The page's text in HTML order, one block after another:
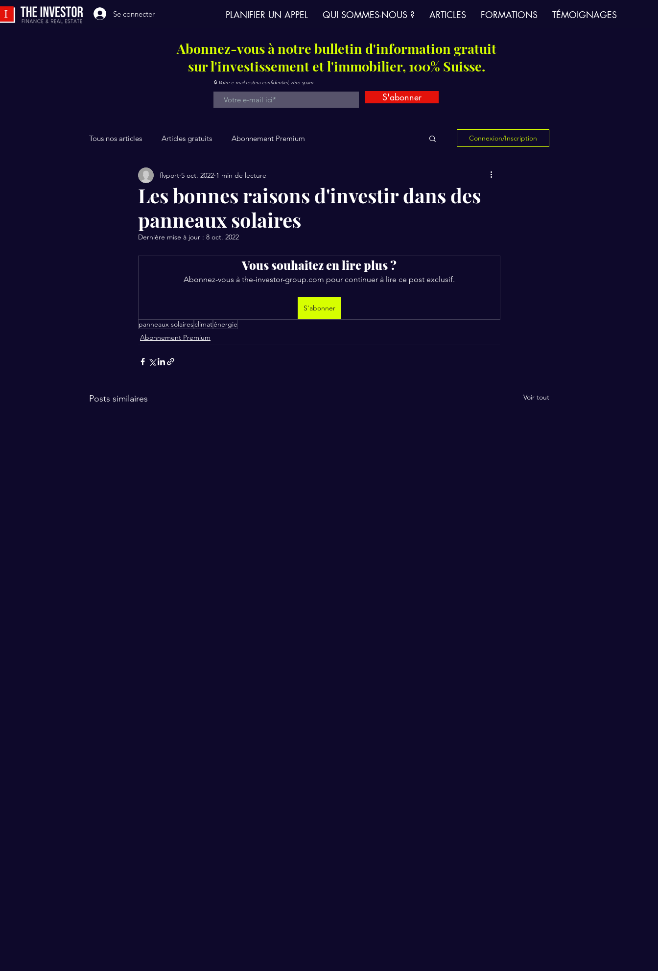
Se connecter PLANIFIER UN APPEL QUI SOMMES-NOUS ? ARTICLES FORMATIONS TÉMOIGNAGES
Abonnez-vous à notre bulletin d'information gratuit
sur l'investissement et l'immobilier, 100% Suisse.
🔒 Votre e-mail restera confidentiel, zéro spam.
S'abonner
Tous nos articles Articles gratuits Abonnement Premium Connexion/Inscription
Les bonnes raisons d'investir dans des
panneaux solaires
flvport 5 oct. 2022 1 min de lecture
Dernière mise à jour : 8 oct. 2022
Vous souhaitez en lire plus ?
Abonnez-vous à the-investor-group.com pour continuer à lire ce post exclusif.
S'abonner
panneaux solairesclimaténergie
Abonnement Premium
Posts similaires Voir tout